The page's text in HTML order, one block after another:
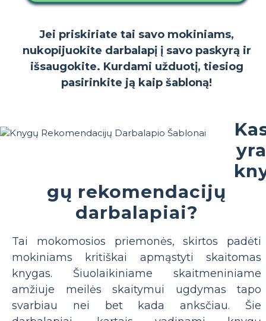
Jei priskiriate tai savo mokiniams,
nukopijuokite darbalapį į savo paskyrą ir
išsaugokite. Kurdami užduotį, tiesiog
pasirinkite ją kaip šabloną!
yra
gų rekomendacijų
darbalapiai?
Tai mokomosios priemonės, skirtos padėti
mokiniams kritiškai apmąstyti skaitomas
knygas. Šiuolaikiniame skaitmeniniame
amžiuje meilės skaitymui ugdymas tapo
svarbiau nei bet kada anksčiau. Šie